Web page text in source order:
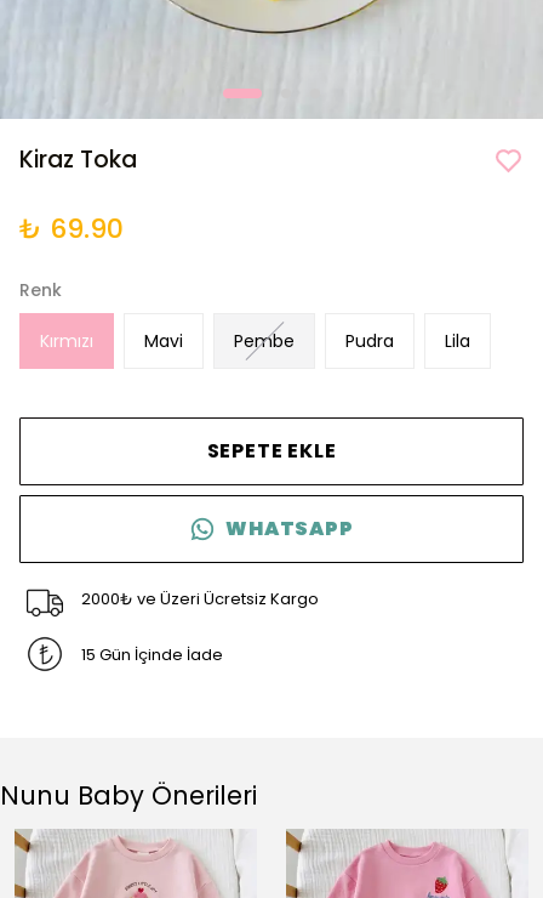
Kiraz Toka
₺ 69.90
Renk
Kırmızı Mavi Pembe Pudra Lila
SEPETE EKLE
WHATSAPP
2000₺ ve Üzeri Ücretsiz Kargo
15 Gün İçinde İade
Nunu Baby Önerileri